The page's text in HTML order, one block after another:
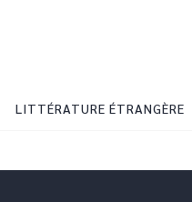
LITTÉRATURE ÉTRANGÈRE